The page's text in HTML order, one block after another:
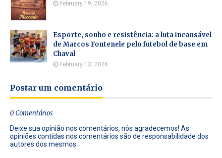
February 19, 2026
Esporte, sonho e resistência: a luta incansável
de Marcos Fontenele pelo futebol de base em
Chaval
February 13, 2026
Postar um comentário
0 Comentários
Deixe sua opinião nos comentários, nós agradecemos! As
opiniões contidas nos comentários são de responsabilidade dos
autores dos mesmos.